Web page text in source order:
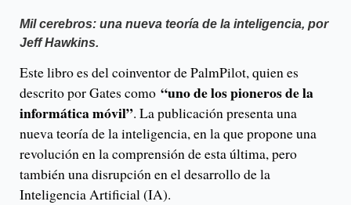
Mil cerebros: una nueva teoría de la inteligencia, por
Jeff Hawkins.
Este libro es del coinventor de PalmPilot, quien es
descrito por Gates como “uno de los pioneros de la
informática móvil”. La publicación presenta una
nueva teoría de la inteligencia, en la que propone una
revolución en la comprensión de esta última, pero
también una disrupción en el desarrollo de la
Inteligencia Artificial (IA).